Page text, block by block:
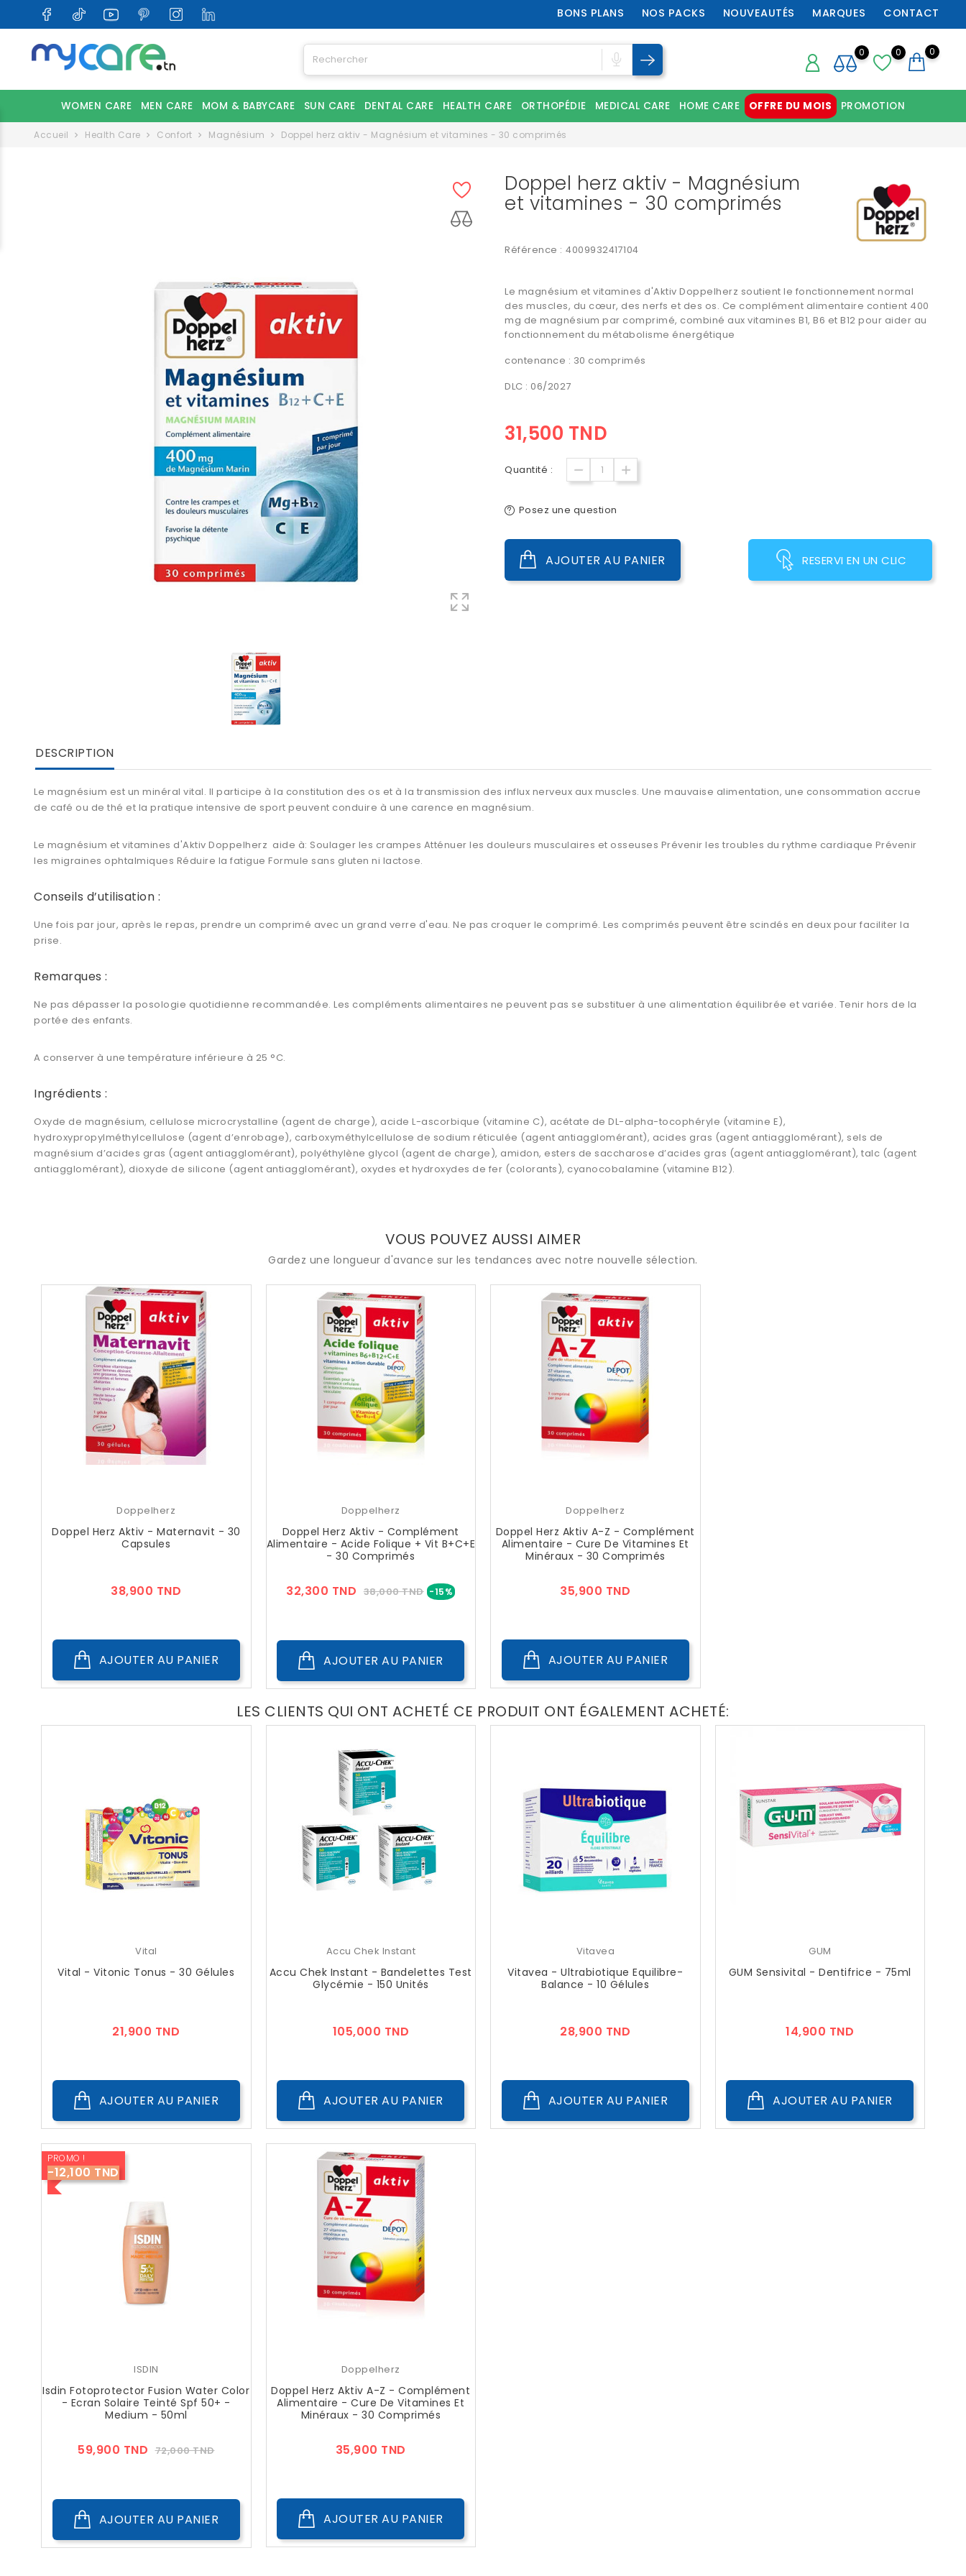
BONS PLANS NOS PACKS NOUVEAUTÉS MARQUES CONTACT
0 0
0
WOMEN CARE MEN CARE MOM & BABYCARE SUN CARE DENTAL CARE HEALTH CARE ORTHOPÉDIE MEDICAL CARE HOME CARE OFFRE DU MOIS PROMOTION
Accueil Health Care Confort Magnésium Doppel herz aktiv - Magnésium et vitamines - 30 comprimés
Doppel herz aktiv - Magnésium
et vitamines - 30 comprimés
Référence : 4009932417104
Le magnésium et vitamines d'Aktiv Doppelherz soutient le fonctionnement normal
des muscles, du cœur, des nerfs et des os. Ce complément alimentaire contient 400
mg de magnésium par comprimé, combiné aux vitamines B1, B6 et B12 pour aider au
fonctionnement du métabolisme énergétique
contenance : 30 comprimés
DLC : 06/2027
31,500 TND
Quantité :
Posez une question
AJOUTER AU PANIER RESERVI EN UN CLIC
DESCRIPTION
Le magnésium est un minéral vital. Il participe à la constitution des os et à la transmission des influx nerveux aux muscles. Une mauvaise alimentation, une consommation accrue
de café ou de thé et la pratique intensive de sport peuvent conduire à une carence en magnésium.
Le magnésium et vitamines d'Aktiv Doppelherz aide à: Soulager les crampes Atténuer les douleurs musculaires et osseuses Prévenir les troubles du rythme cardiaque Prévenir
les migraines ophtalmiques Réduire la fatigue Formule sans gluten ni lactose.
Conseils d’utilisation :
Une fois par jour, après le repas, prendre un comprimé avec un grand verre d'eau. Ne pas croquer le comprimé. Les comprimés peuvent être scindés en deux pour faciliter la
prise.
Remarques :
Ne pas dépasser la posologie quotidienne recommandée. Les compléments alimentaires ne peuvent pas se substituer à une alimentation équilibrée et variée. Tenir hors de la
portée des enfants.
A conserver à une température inférieure à 25 °C.
Ingrédients :
Oxyde de magnésium, cellulose microcrystalline (agent de charge), acide L-ascorbique (vitamine C), acétate de DL-alpha-tocophéryle (vitamine E),
hydroxypropylméthylcellulose (agent d’enrobage), carboxyméthylcellulose de sodium réticulée (agent antiagglomérant), acides gras (agent antiagglomérant), sels de
magnésium d’acides gras (agent antiagglomérant), polyéthylène glycol (agent de charge), amidon, esters de saccharose d’acides gras (agent antiagglomérant), talc (agent
antiagglomérant), dioxyde de silicone (agent antiagglomérant), oxydes et hydroxydes de fer (colorants), cyanocobalamine (vitamine B12).
VOUS POUVEZ AUSSI AIMER
Gardez une longueur d'avance sur les tendances avec notre nouvelle sélection.
Doppelherz
Doppel Herz Aktiv - Maternavit - 30
Capsules
38,900 TND
AJOUTER AU PANIER
Doppelherz
Doppel Herz Aktiv - Complément
Alimentaire - Acide Folique + Vit B+C+E
- 30 Comprimés
32,300 TND Prix
38,000 TND -15%Prix
AJOUTER AU PANIER
Doppelherz
Doppel Herz Aktiv A-Z - Complément
Alimentaire - Cure De Vitamines Et
Minéraux - 30 Comprimés
35,900 TND
AJOUTER AU PANIER
LES CLIENTS QUI ONT ACHETÉ CE PRODUIT ONT ÉGALEMENT ACHETÉ:
Vital
Vital - Vitonic Tonus - 30 Gélules
21,900 TND
AJOUTER AU PANIER
Accu Chek Instant
Accu Chek Instant - Bandelettes Test
Glycémie - 150 Unités
105,000 TND
AJOUTER AU PANIER
Vitavea
Vitavea - Ultrabiotique Equilibre-
Balance - 10 Gélules
28,900 TND
AJOUTER AU PANIER
GUM
GUM Sensivital - Dentifrice - 75ml
14,900 TND
AJOUTER AU PANIER
PROMO !
-12,100 TND
ISDIN
Isdin Fotoprotector Fusion Water Color
- Ecran Solaire Teinté Spf 50+ -
Medium - 50ml
59,900 TND Prix
72,000 TNDPrix
AJOUTER AU PANIER
Doppelherz
Doppel Herz Aktiv A-Z - Complément
Alimentaire - Cure De Vitamines Et
Minéraux - 30 Comprimés
35,900 TND
AJOUTER AU PANIER